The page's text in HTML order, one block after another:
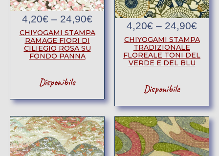
4,20€ – 24,90€
CHIYOGAMI STAMPA
RAMAGE FIORI DI
CILIEGIO ROSA SU
FONDO PANNA
Disponibile
4,20€ – 24,90€
CHIYOGAMI STAMPA
TRADIZIONALE
FLOREALE TONI DEL
VERDE E DEL BLU
Disponibile